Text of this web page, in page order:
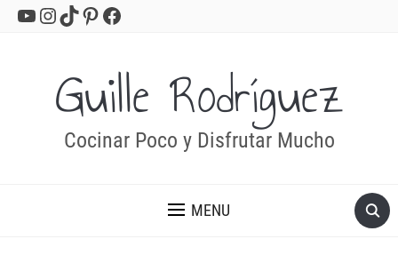
YouTube
Instagram
TikTok
Pinterest
Facebook
Guille Rodríguez
Cocinar Poco y Disfrutar Mucho
MENU